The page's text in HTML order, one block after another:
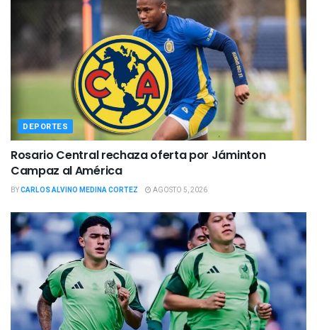
DEPORTES
Rosario Central rechaza oferta por Jáminton
Campaz al América
BYCARLOS ALVINO MEDINA CORTEZ AGOSTO 5, 2026